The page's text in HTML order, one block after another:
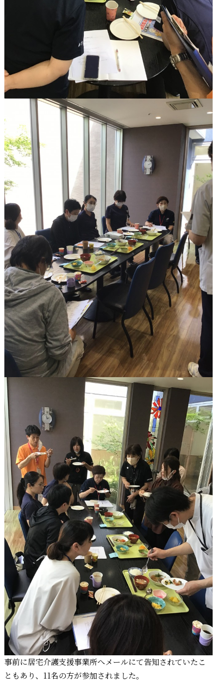
事前に居宅介護支援事業所へメールにて告知されていたこ
ともあり、11名の方が参加されました。